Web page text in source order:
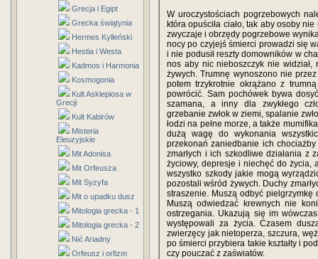
Grecja i Egipt
Grecka świątynia
Hermes Kylleński
Hestia i Westa
Kadmos i Harmonia
Kosmogonia
Kult Asklepiosa w
Grecji
Kult Kabirów
Misteria
Eleuzyjskie
Mit Adonisa
Mit Orfeusza
Mit Syzyfa
Mit o upadku dusz
Mitologia grecka - 1
Mitologia grecka - 2
Nić Ariadny
Orfeusz i orfizm
W uroczystościach pogrzebowych
która opuściła ciało, tak aby osoby
zwyczaje i obrzędy pogrzebowe
nocy po czyjejś śmierci prowadzi się
i nie podusił reszty domowników w
nos aby nic nieboszczyk nie widział,
żywych. Trumnę wynoszono nie
potem trzykrotnie okrążano z
powrócić. Sam pochówek bywa
szamana, a inny dla zwykłego
grzebanie zwłok w ziemi, spalanie
łodzi na pełne morze, a także
dużą wagę do wykonania
przekonań zaniedbanie ich
zmarłych i ich szkodliwe działania z
życiowy, depresje i niechęć do życia,
wszystko szkody jakie mogą
pozostali wśród żywych. Duchy
straszenie. Muszą odbyć
Muszą odwiedzać krewnych nie
ostrzegania. Ukazują się im
występowali za życia. Czasem
zwierzęcy jak nietoperza, szczura,
po śmierci przybiera takie kształty i
czy pouczać z zaświatów.